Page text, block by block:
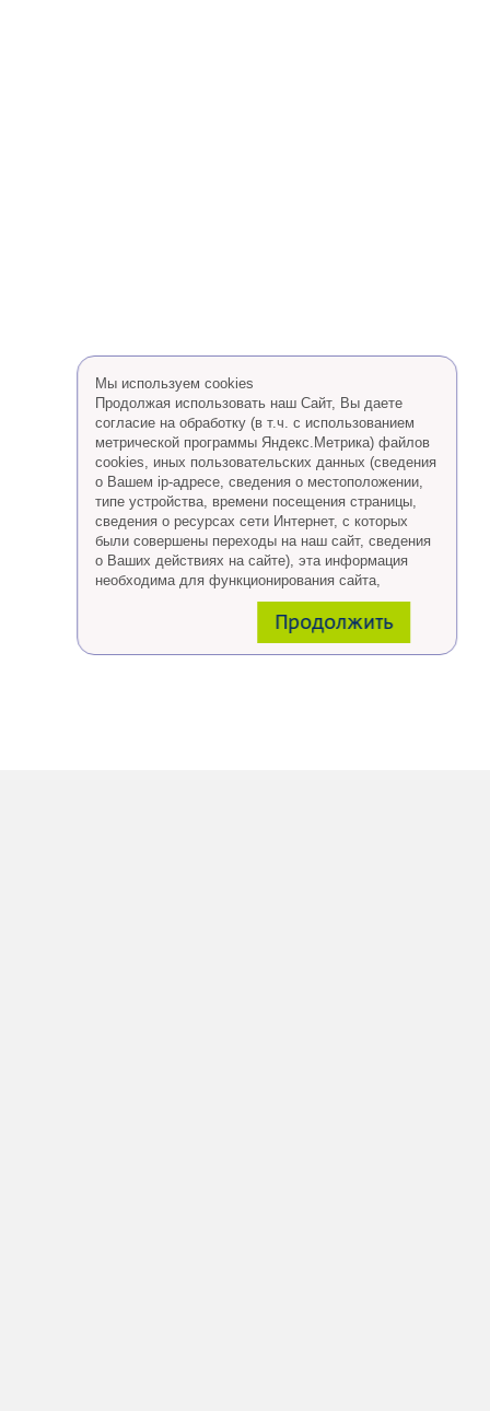
Мы используем cookies
Продолжая использовать наш Сайт, Вы даете
согласие на обработку (в т.ч. с использованием
метрической программы Яндекс.Метрика) файлов
cookies, иных пользовательских данных (сведения
о Вашем ip-адресе, сведения о местоположении,
типе устройства, времени посещения страницы,
сведения о ресурсах сети Интернет, с которых
были совершены переходы на наш сайт, сведения
о Ваших действиях на сайте), эта информация
необходима для функционирования сайта,
проведения ретаргетинга, а также статистических
Eсли Вы согласны, продолжайте пользоваться
сайтом, если Вы не хотите, чтобы Ваши данные
Продолжить